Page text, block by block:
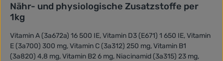
Nähr- und physiologische Zusatzstoffe per
1kg
Vitamin A (3a672a) 16 500 IE, Vitamin D3 (E671) 1 650 IE, Vitamin
E (3a700) 300 mg, Vitamin C (3a312) 250 mg, Vitamin B1
(3a820) 4,8 mg, Vitamin B2 6 mg, Niacinamid (3a315) 23 mg,